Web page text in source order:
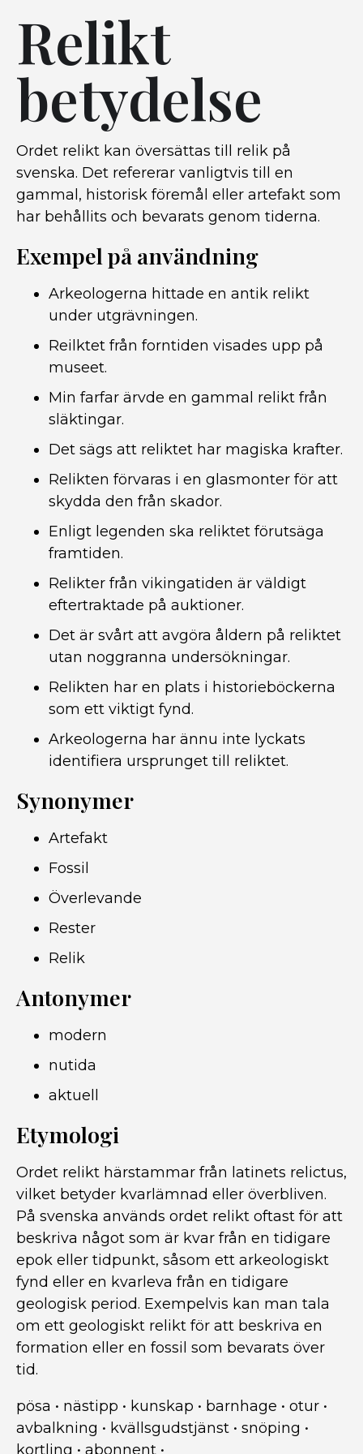
Relikt
betydelse
Ordet relikt kan översättas till relik på
svenska. Det refererar vanligtvis till en
gammal, historisk föremål eller artefakt som
har behållits och bevarats genom tiderna.
Exempel på användning
Arkeologerna hittade en antik relikt
under utgrävningen.
Reilktet från forntiden visades upp på
museet.
Min farfar ärvde en gammal relikt från
släktingar.
Det sägs att reliktet har magiska krafter.
Relikten förvaras i en glasmonter för att
skydda den från skador.
Enligt legenden ska reliktet förutsäga
framtiden.
Relikter från vikingatiden är väldigt
eftertraktade på auktioner.
Det är svårt att avgöra åldern på reliktet
utan noggranna undersökningar.
Relikten har en plats i historieböckerna
som ett viktigt fynd.
Arkeologerna har ännu inte lyckats
identifiera ursprunget till reliktet.
Synonymer
Artefakt
Fossil
Överlevande
Rester
Relik
Antonymer
modern
nutida
aktuell
Etymologi
Ordet relikt härstammar från latinets relictus,
vilket betyder kvarlämnad eller överbliven.
På svenska används ordet relikt oftast för att
beskriva något som är kvar från en tidigare
epok eller tidpunkt, såsom ett arkeologiskt
fynd eller en kvarleva från en tidigare
geologisk period. Exempelvis kan man tala
om ett geologiskt relikt för att beskriva en
formation eller en fossil som bevarats över
tid.
pösa • nästipp • kunskap • barnhage • otur •
avbalkning • kvällsgudstjänst • snöping •
kortling • abonnent •